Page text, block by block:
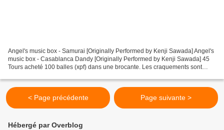
Angel's music box - Samurai [Originally Performed by Kenji Sawada] Angel's
music box - Casablanca Dandy [Originally Performed by Kenji Sawada] 45
Tours acheté 100 balles (xpf) dans une brocante. Les craquements sont
< Page précédente Page suivante >
Hébergé par Overblog